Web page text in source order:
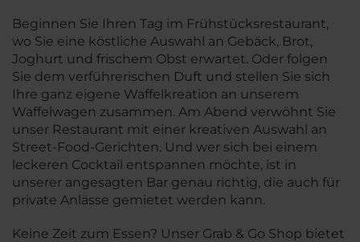
Beginnen Sie Ihren Tag im Frühstücksrestaurant,
wo Sie eine köstliche Auswahl an Gebäck, Brot,
Joghurt und frischem Obst erwartet. Oder folgen
Sie dem verführerischen Duft und stellen Sie sich
Ihre ganz eigene Waffelkreation an unserem
Waffelwagen zusammen. Am Abend verwöhnt Sie
unser Restaurant mit einer kreativen Auswahl an
Street-Food-Gerichten. Und wer sich bei einem
leckeren Cocktail entspannen möchte, ist in
unserer angesagten Bar genau richtig, die auch für
private Anlässe gemietet werden kann.
Keine Zeit zum Essen? Unser Grab & Go Shop bietet